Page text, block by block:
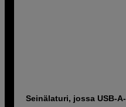
Seinälaturi, jossa USB-